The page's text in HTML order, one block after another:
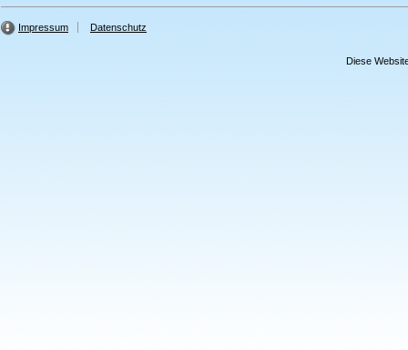
Impressum Datenschutz
Diese